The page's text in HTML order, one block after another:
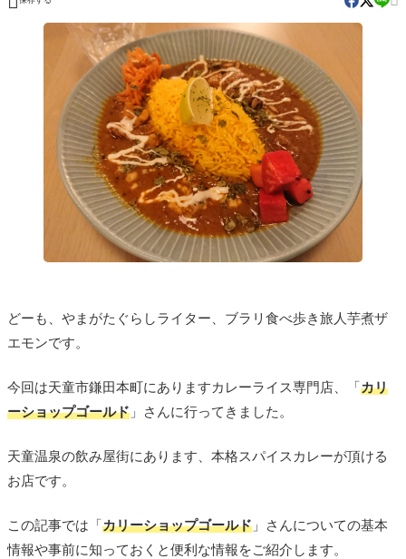
どーも、やまがたぐらしライター、ブラリ食べ歩き旅人芋煮ザ
エモンです。
今回は天童市鎌田本町にありますカレーライス専門店、「 カリ
ーショップゴールド 」さんに行ってきました。
天童温泉の飲み屋街にあります、本格スパイスカレーが頂ける
お店です。
この記事では「 カリーショップゴールド 」さんについての基本
情報や事前に知っておくと便利な情報をご紹介します。